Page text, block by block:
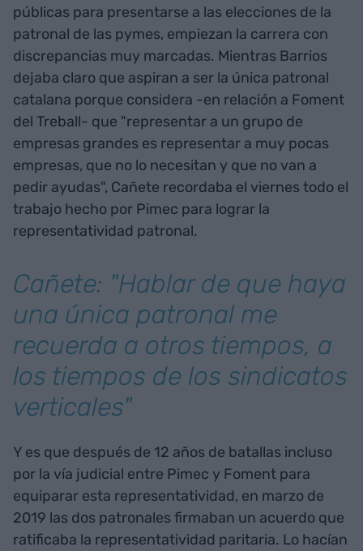
públicas para presentarse a las elecciones de la
patronal de las pymes, empiezan la carrera con
discrepancias muy marcadas. Mientras Barrios
dejaba claro que aspiran a ser la única patronal
catalana porque considera -en relación a Foment
del Treball- que "representar a un grupo de
empresas grandes es representar a muy pocas
empresas, que no lo necesitan y que no van a
pedir ayudas", Cañete recordaba el viernes todo el
trabajo hecho por Pimec para lograr la
representatividad patronal.
Cañete: "Hablar de que haya
una única patronal me
recuerda a otros tiempos, a
los tiempos de los sindicatos
verticales"
Y es que después de 12 años de batallas incluso
por la vía judicial entre Pimec y Foment para
equiparar esta representatividad, en marzo de
2019 las dos patronales firmaban un acuerdo que
ratificaba la representatividad paritaria. Lo hacían